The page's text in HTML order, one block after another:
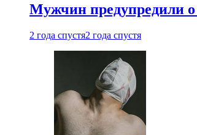
Мужчин предупредили
2 года спустя2 года спустя